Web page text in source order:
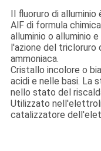
Il fluoruro di
AlF di formula
alluminio o alluminio
l'azione del tricloruro
ammoniaca.
Cristallo incolore o
acidi e nelle basi. La
nello stato del
Utilizzato
catalizzatore